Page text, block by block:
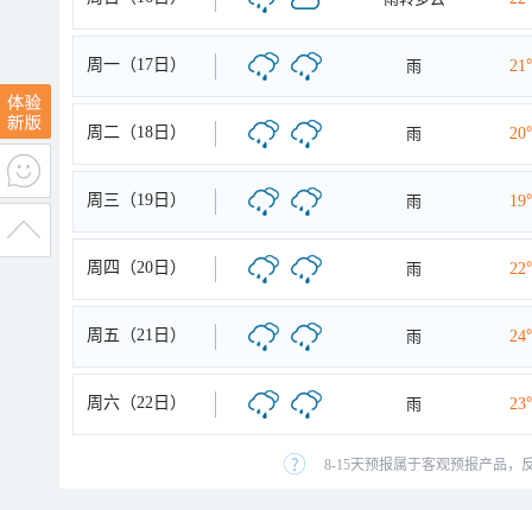
周一（17日） 雨
周二（18日） 雨
周三（19日） 雨
周四（20日） 雨
周五（21日） 雨
周六（22日） 雨
8-15天预报属于客观预报产品，